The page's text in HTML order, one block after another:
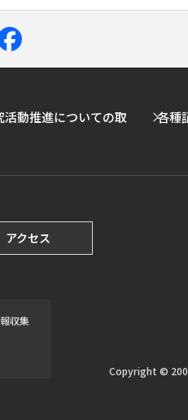
活動推進についての取
各種
アクセス
収集
Copyright ©